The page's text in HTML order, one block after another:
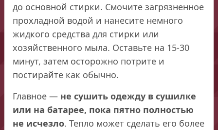
до основной стирки. Смочите загрязненное
прохладной водой и нанесите немного
жидкого средства для стирки или
хозяйственного мыла. Оставьте на 15-30
минут, затем осторожно потрите и
постирайте как обычно.
Главное — не сушить одежду в сушилке
или на батарее, пока пятно полностью
не исчезло. Тепло может сделать его более